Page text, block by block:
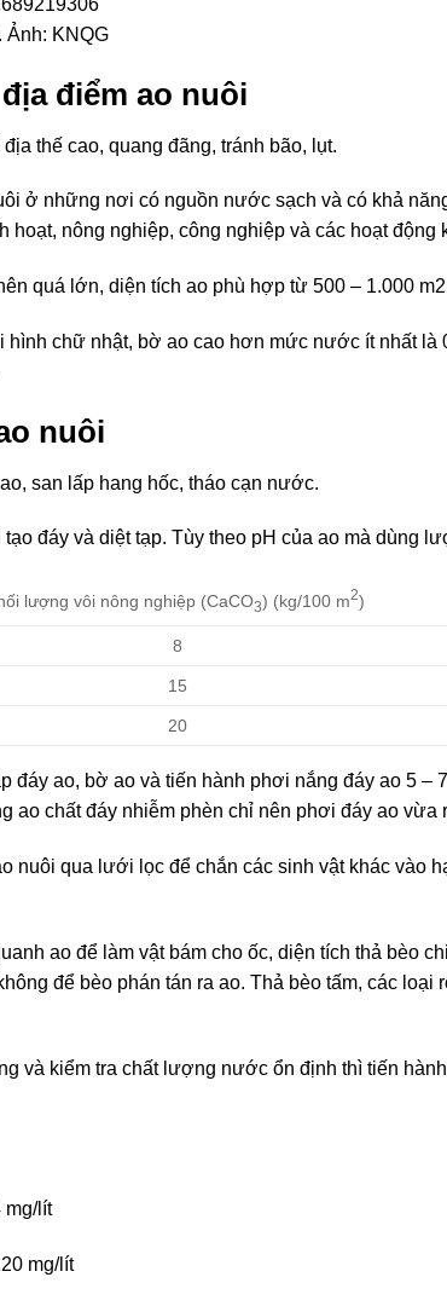
Ảnh: KNQG
điểm ao nuôi
thế cao, quang đãng, tránh bão, lụt.
ở những nơi có nguồn nước sạch và có khả
hoạt, nông nghiệp, công nghiệp và các hoạt động
quá lớn, diện tích ao phù hợp từ 500 – 1.000
hình chữ nhật, bờ ao cao hơn mức nước ít nhất là
nuôi
san lấp hang hốc, tháo cạn nước.
đáy và diệt tạp. Tùy theo pH của ao mà dùng
lượng vôi nông nghiệp (CaCO3) (kg/100 m2)
8
15
20
đáy ao, bờ ao và tiến hành phơi nắng đáy ao 5 –
ao chất đáy nhiễm phèn chỉ nên phơi đáy ao vừa
nuôi qua lưới lọc để chắn các sinh vật khác vào
ao để làm vật bám cho ốc, diện tích thả bèo
để bèo phán tán ra ao. Thả bèo tấm, các
và kiểm tra chất lượng nước ổn định thì tiến
mg/lít
mg/lít